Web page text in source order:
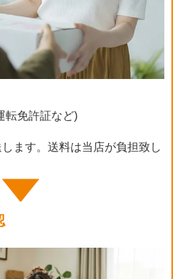
転免許証など)
ます。送料は当店が負担致し